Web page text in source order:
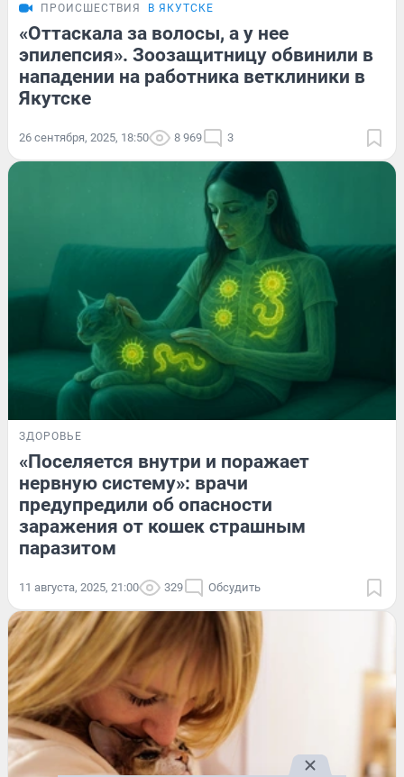
ПРОИСШЕСТВИЯ В ЯКУТСКЕ
«Оттаскала за волосы, а у нее
эпилепсия». Зоозащитницу обвинили в
нападении на работника ветклиники в
Якутске
26 сентября, 2025, 18:50 8 969 3
ЗДОРОВЬЕ
«Поселяется внутри и поражает
нервную систему»: врачи
предупредили об опасности
заражения от кошек страшным
паразитом
11 августа, 2025, 21:00 329 Обсудить